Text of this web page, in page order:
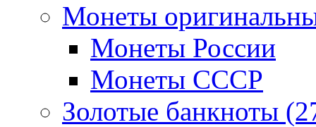
Монеты
Монеты России
Монеты СССР
Золотые банкноты